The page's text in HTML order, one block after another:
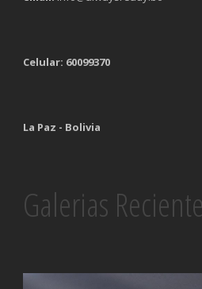
Celular: 60099370
La Paz - Bolivia
Galerias